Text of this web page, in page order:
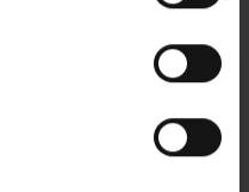
Helmikorvakorut 14k